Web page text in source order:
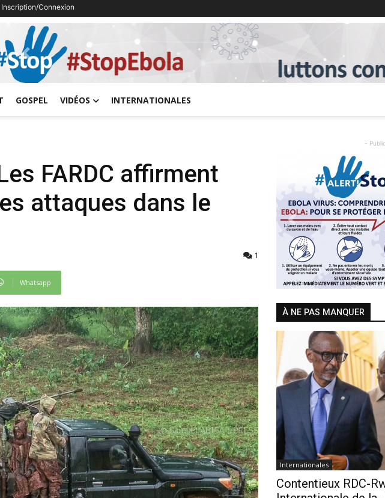
Inscription/Connexion
Previous
GOSPEL VIDÉOS INTERNATIONALES
FARDC affirment
attaques dans le
1
Whatsapp
-
Previous
À NE PAS MANQUER
Internationales
Contentieux RDC-